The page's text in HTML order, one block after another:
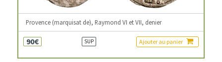
Provence (marquisat de), Raymond VI et VII, denier
90€ SUP Ajouter au panier